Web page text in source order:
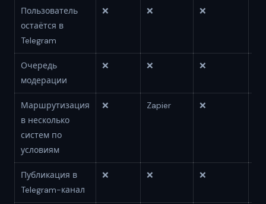
Пользователь
остаётся в
Telegram
❌ ❌ ❌
Очередь
модерации
❌ ❌ ❌
Маршрутизация
в несколько
систем по
условиям
❌ Zapier ❌
Публикация в
Telegram-канал
❌ ❌ ❌